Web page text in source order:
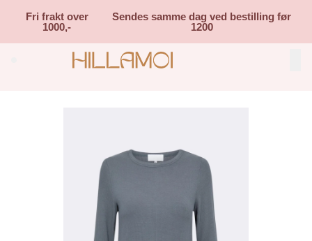
Fri frakt over
1000,-
Sendes samme dag ved bestilling før
1200
Search (⌘K)